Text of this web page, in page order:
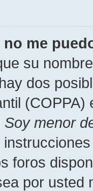
no me
su
dos
Soy menor
foros
por usted